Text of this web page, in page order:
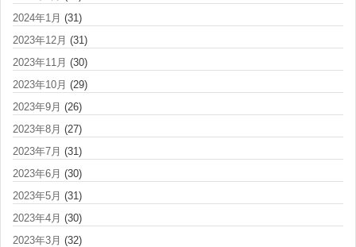
2024年1月 (31)
2023年12月 (31)
2023年11月 (30)
2023年10月 (29)
2023年9月 (26)
2023年8月 (27)
2023年7月 (31)
2023年6月 (30)
2023年5月 (31)
2023年4月 (30)
2023年3月 (32)